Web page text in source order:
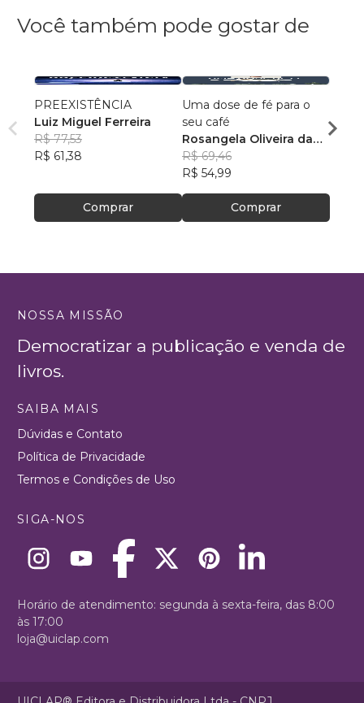
Você também pode gostar de
PREEXISTÊNCIA
Luiz Miguel Ferreira
R$ 77,53
R$ 61,38
Comprar
Uma dose de fé para o
seu café
Rosangela Oliveira da
Silva
R$ 69,46
R$ 54,99
Comprar
R$
NOSSA MISSÃO
Democratizar a publicação e venda de
livros.
SAIBA MAIS
Dúvidas e Contato
Política de Privacidade
Termos e Condições de Uso
SIGA-NOS
Horário de atendimento: segunda à sexta-feira, das 8:00
às 17:00
loja@uiclap.com